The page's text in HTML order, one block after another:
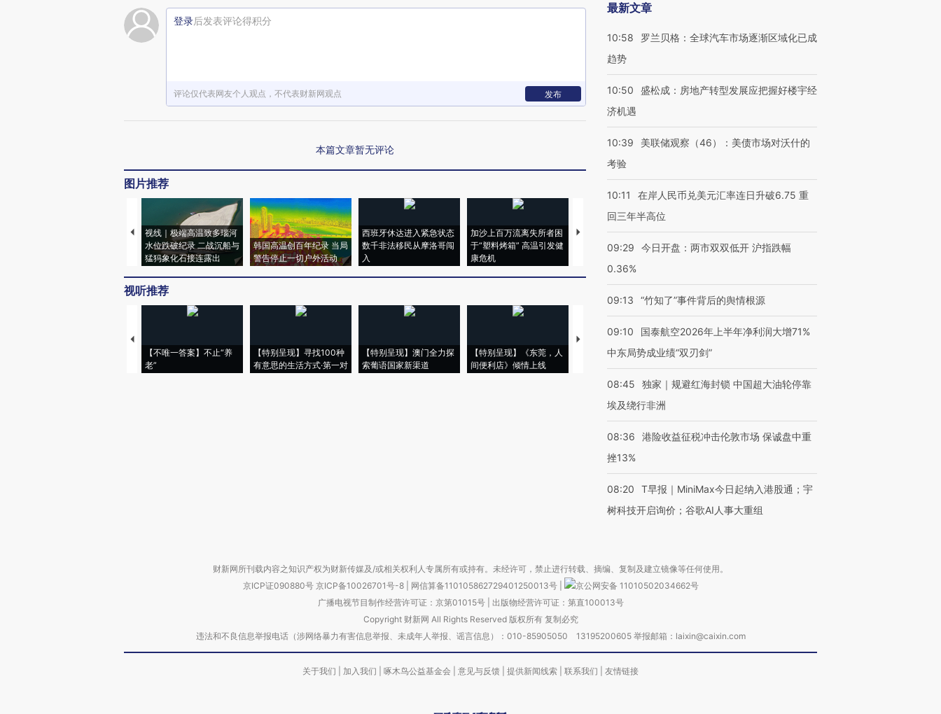
登录后发表评论得积分
评论仅代表网友个人观点，不代表财新网观点 发布
本篇文章暂无评论
图片推荐
视线｜极端高温致多瑙河
水位跌破纪录 二战沉船与
猛犸象化石接连露出
韩国高温创百年纪录 当局
警告停止一切户外活动
西班牙休达进入紧急状态
数千非法移民从摩洛哥闯
入
加沙上百万流离失所者困
于“塑料烤箱” 高温引发健
康危机
马航飞行员跨国走私7万
粒摇头丸 尿检体内含3种
泽连斯基密集出访美英 索
视听推荐
【不唯一答案】不止“养
老”
【特别呈现】寻找100种
有意思的生活方式·第一对
【特别呈现】澳门全力探
索葡语国家新渠道
【特别呈现】《东莞，人
间便利店》倾情上线
【推广】走进第四届链博
会，让数智科技“链”接产
【特别呈现】寻找100种
最新文章
10:58
罗兰贝格：全球汽车市场逐渐区域化已成
趋势
10:50
盛松成：房地产转型发展应把握好楼宇经
济机遇
10:39
美联储观察（46）：美债市场对沃什的
考验
10:11
在岸人民币兑美元汇率连日升破6.75 重
回三年半高位
09:29
今日开盘：两市双双低开 沪指跌幅
0.36%
09:13 “竹知了”事件背后的舆情根源
09:10
国泰航空2026年上半年净利润大增71%
中东局势成业绩“双刃剑”
08:45
独家｜规避红海封锁 中国超大油轮停靠
埃及绕行非洲
08:36
港险收益征税冲击伦敦市场 保诚盘中重
挫13%
08:20
T早报｜MiniMax今日起纳入港股通；宇
树科技开启询价；谷歌AI人事大重组
财新网所刊载内容之知识产权为财新传媒及/或相关权利人专属所有或持有。未经许可，禁止进行转载、摘编、复制及建立镜像等任何使用。
京ICP证090880号 京ICP备10026701号-8 网信算备110105862729401250013号
京公网安备 11010502034662号
广播电视节目制作经营许可证：京第01015号| 出版物经营许可证：第直100013号
Copyright 财新网 All Rights Reserved 版权所有 复制必究
违法和不良信息举报电话（涉网络暴力有害信息举报、未成年人举报、谣言信息）：010-85905050 13195200605 举报邮箱：laixin@caixin.com
关于我们 加入我们 啄木鸟公益基金会 意见与反馈 提供新闻线索 联系我们 友情链接